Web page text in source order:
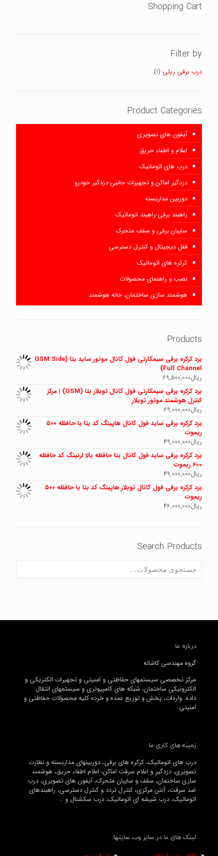
Shopping Cart
Filter by
درب برقی ریلی (1)
Product Categories
آیفون های تصویری
اعلام و اطفاء حریق
درب های اتوماتیک
دزدگیر اماکن و تجهیزات جانبی-دزدگیر خودرو
دوربین مداربسته
راهبند برقی-راهبند اتوماتیک
سایبان برقی و سقف متحرک
قفل دیجیتال و کنترل دسترسی
کرکره های اتوماتیک
نصب و راهنمای محصولات
هوشمند سازی ساختمان، خانه هوشمند
Products
برد کرکره برقی سیمکارتی فول کانال موتور ساید بتا (GSM Side
Full Channel)
ریال69,500,000
برد کرکره برقی سیمکارتی فول کانال توبلار بتا (GSM) | مرکز
کنترل هوشمند موتور توبلار
ریال69,000,000
برد کرکره برقی ساید فول کانال هاپینگ کد بتا با حافظه ۵۰۰
ریموت
ریال49,000,000
برد کرکره برقی ساید فول کانال بتا حافظه بالا لرنینگ کد حافظه
600 ریموت
ریال49,000,000
برد کرکره برقی فول کانال توبلار هاپینگ کد بتا با حافظه ۵۰۰
ریموت
ریال46,000,000
Search Products
درباره ما:
گروه مهندسی کاشانه
مرکز تخصصی سیستمهای حفاظتی و امنیتی و تجهیرات الکتریکی و
الکترونیکی ساختمان، شبکه های کامپیوتری و سیستمهای انتقال
داده. واردات، پخش و توزیع عمده و خرده کلیه محصولات حفاظتی و
امنیتی.
زمینه های کاری ما:
درب های اتوماتیک، کرکره های برقی، دوربینهای مداربسته و نظارت
تصویری، دزدگیر و اعلام سرقت اماکن، اعلام اطفاء حریق، هوشمند
سازی ساختمان، سقف و سایبان متحرک، آیفون های تصویری، درب
ضد سرقت، آنتن مرکزی، کنترل تردد و کنترل دسترسی، راهبندهای
اتوماتیک، درب شیشه ای اتوماتیک، درب سکشنال و …
لینک های ما در سایر وب سایتها: